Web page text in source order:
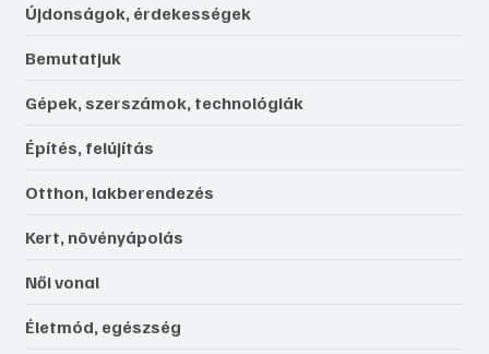
Újdonságok, érdekességek
Bemutatjuk
Gépek, szerszámok, technológiák
Építés, felújítás
Otthon, lakberendezés
Kert, növényápolás
Női vonal
Életmód, egészség